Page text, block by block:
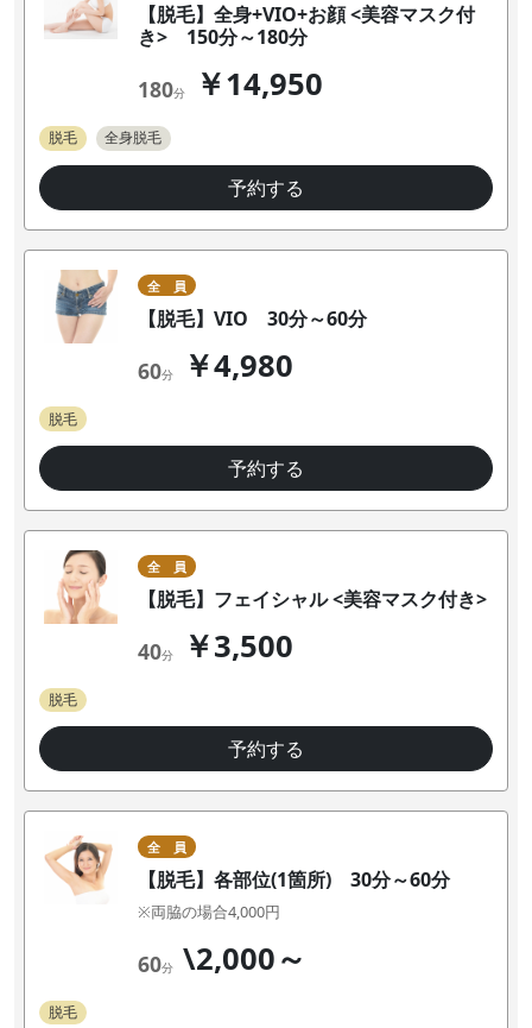
【脱毛】全身+VIO+お顔 <美容マスク付
き> 150分～180分
180分 ￥14,950
脱毛 全身脱毛
予約する
全 員
【脱毛】VIO 30分～60分
60分 ￥4,980
脱毛
予約する
全 員
【脱毛】フェイシャル <美容マスク付き>
40分 ￥3,500
脱毛
予約する
全 員
【脱毛】各部位(1箇所) 30分～60分
※両脇の場合4,000円
60分 \2,000～
脱毛